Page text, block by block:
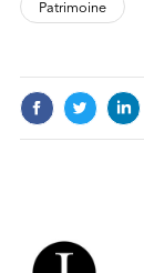
Patrimoine